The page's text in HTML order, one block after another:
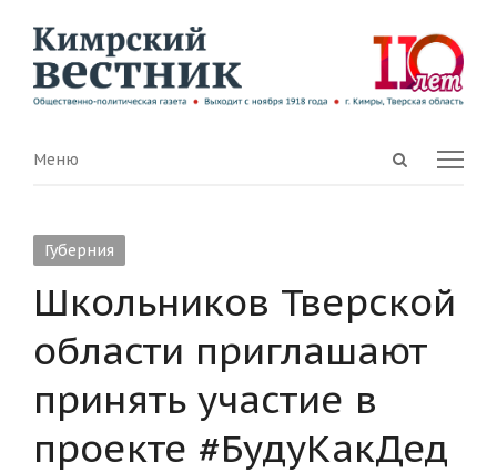
Open
Menu
Меню
Губерния
Школьников Тверской
области приглашают
принять участие в
проекте #БудуКакДед